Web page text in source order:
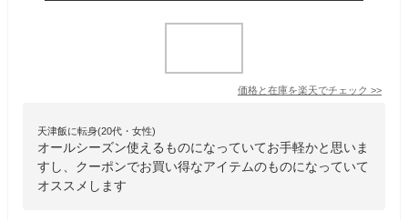
価格と在庫を楽天でチェック >>
天津飯に転身(20代・女性)
オールシーズン使えるものになっていてお手軽かと思いま
すし、クーポンでお買い得なアイテムのものになっていて
オススメします